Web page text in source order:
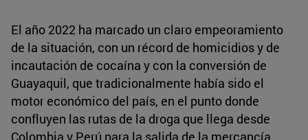
El año 2022 ha marcado un claro empeoramiento
de la situación, con un récord de homicidios y de
incautación de cocaína y con la conversión de
Guayaquil, que tradicionalmente había sido el
motor económico del país, en el punto donde
confluyen las rutas de la droga que llega desde
Colombia y Perú para la salida de la mercancía